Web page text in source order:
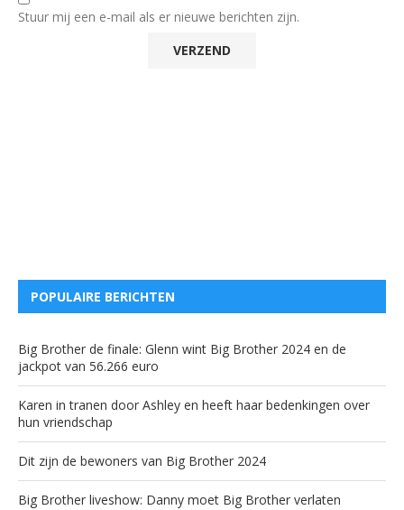
Stuur mij een e-mail als er nieuwe berichten zijn.
POPULAIRE BERICHTEN
Big Brother de finale: Glenn wint Big Brother 2024 en de
jackpot van 56.266 euro
Karen in tranen door Ashley en heeft haar bedenkingen over
hun vriendschap
Dit zijn de bewoners van Big Brother 2024
Big Brother liveshow: Danny moet Big Brother verlaten